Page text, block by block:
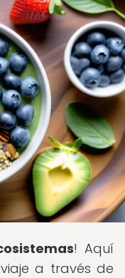
! Aquí
a través de